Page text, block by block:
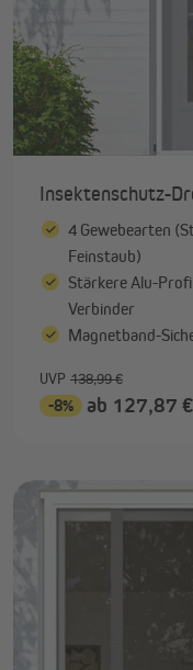
Insektenschutz-
4 Gewebearten
Feinstaub)
Stärkere Alu-
Verbinder
Magnetband-
UVP 138,99 €
-8% ab 127,87 €